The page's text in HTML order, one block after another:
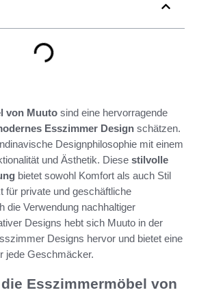
von Muuto sind eine hervorragende
Esszimmer Design schätzen.
Designphilosophie mit einem
und Ästhetik. Diese stilvolle
bietet sowohl Komfort als auch Stil
für private und geschäftliche
die Verwendung nachhaltiger
Designs hebt sich Muuto in der
Designs hervor und bietet eine
jede Geschmäcker.
Esszimmermöbel von